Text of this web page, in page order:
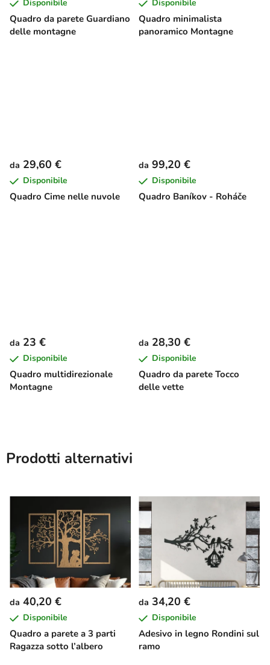
Quadro da parete Guardiano
delle montagne
Disponibile
Quadro minimalista
panoramico Montagne
Disponibile
Quadro Cime nelle nuvole
da 29,60 €
Disponibile
Quadro Baníkov - Roháče
da 99,20 €
Disponibile
Quadro multidirezionale
Montagne
da 23 €
Disponibile
Quadro da parete Tocco
delle vette
da 28,30 €
Disponibile
Prodotti alternativi
Quadro a parete a 3 parti
Ragazza sotto l’albero
da 40,20 €
Disponibile
Adesivo in legno Rondini sul
ramo
da 34,20 €
Disponibile